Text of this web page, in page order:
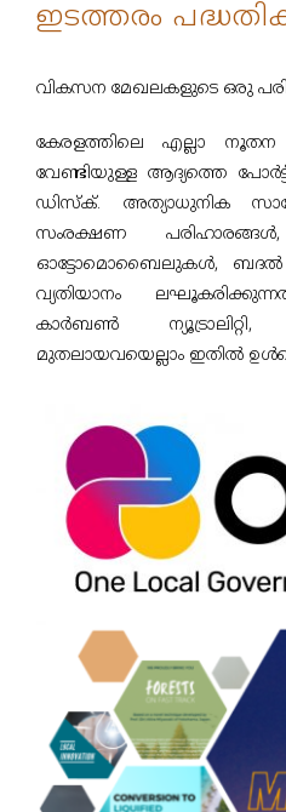
Awards
Brochures
വാർത്താക്കുറിപ്പ്
RTI
Publications
ബന്ധപ്പെടുക
ഇടത്തരം
വികസന മേഖലകളുടെ ഒരു
കേരളത്തിലെ എല്ലാ
വേണ്ടിയുള്ള ആദ്യത്തെ
ഡിസ്ക്. അത്യാധുനിക
സംരക്ഷണ
ഓട്ടോമൊബൈലുകൾ, ബദൽ
വ്യതിയാനം
കാർബൺ
മുതലായവയെല്ലാം ഇതില്‍